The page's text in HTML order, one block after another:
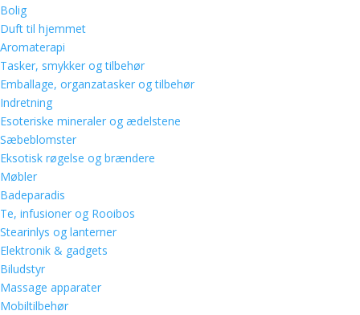
Bolig
Duft til hjemmet
Aromaterapi
Tasker, smykker og tilbehør
Emballage, organzatasker og tilbehør
Indretning
Esoteriske mineraler og ædelstene
Sæbeblomster
Eksotisk røgelse og brændere
Møbler
Badeparadis
Te, infusioner og Rooibos
Stearinlys og lanterner
Elektronik & gadgets
Biludstyr
Massage apparater
Mobiltilbehør